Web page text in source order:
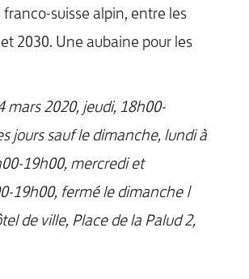
franco-suisse alpin, entre les
2030. Une aubaine pour les
mars 2020, jeudi, 18h00-
jours sauf le dimanche, lundi à
19h00, mercredi et
19h00, fermé le dimanche |
de ville, Place de la Palud 2,